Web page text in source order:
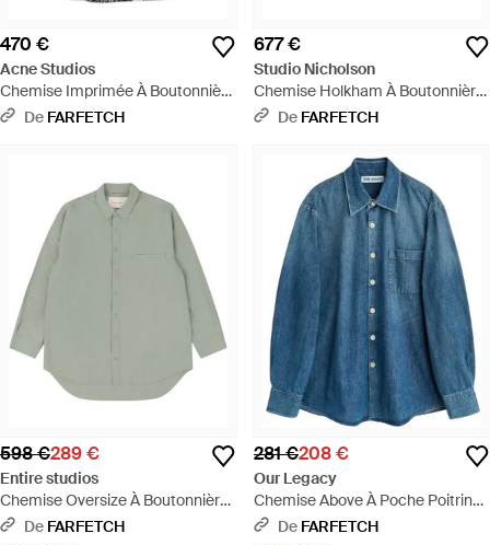
470 €
Acne Studios
Chemise Imprimée À Boutonnière
- Gris
De FARFETCH
677 €
Studio Nicholson
Chemise Holkham À Boutonnière
- Noir
De FARFETCH
598 €289 €
Entire studios
Chemise Oversize À Boutonnière
- Gris
De FARFETCH
281 €208 €
Our Legacy
Chemise Above À Poche Poitrine
- Bleu
De FARFETCH